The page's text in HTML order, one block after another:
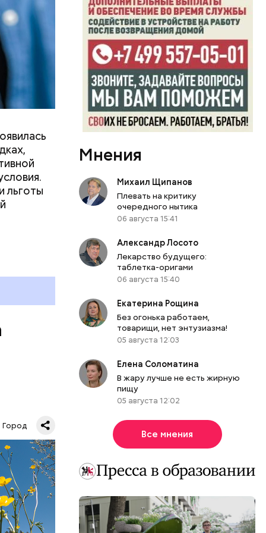
льготы
Город
Мнения
Михаил Щипанов
Плевать на критику
очередного нытика
06 августа 15:41
Александр Лосото
Лекарство будущего:
таблетка-оригами
06 августа 15:40
Екатерина Рощина
Без огонька работаем,
товарищи, нет энтузиазма!
05 августа 12:03
Елена Соломатина
В жару лучше не есть жирную
пищу
05 августа 12:02
Все мнения